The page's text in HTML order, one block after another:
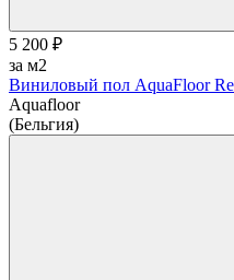
5 200 ₽
за м2
Виниловый пол AquaFloor
Aquafloor
(Бельгия)